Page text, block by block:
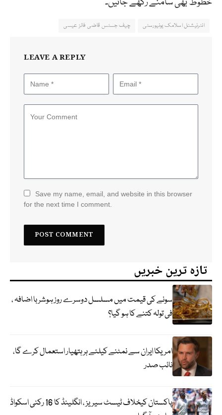
انٹرنیشنل اسلامک یونیورسٹی چیف جسٹس قاضی فائز عیسی
LEAVE A REPLY
Save my name, email, and website in this browser
for the next time I comment.
تازہ ترین خبریں
سونے کی قیمت میں مسلسل دوسرے روز ہوشربا اضافہ ،
فی تولہ کتنے کا ہو گیا؟
امریکا ایران سے نمٹنے کیلئے ہر ہتھیار استعمال کرے گا،
نائب صدر
پاکستان کیخلاف ٹیسٹ سیریز ، انگلینڈ کا 16 رکنی اسکواڈ